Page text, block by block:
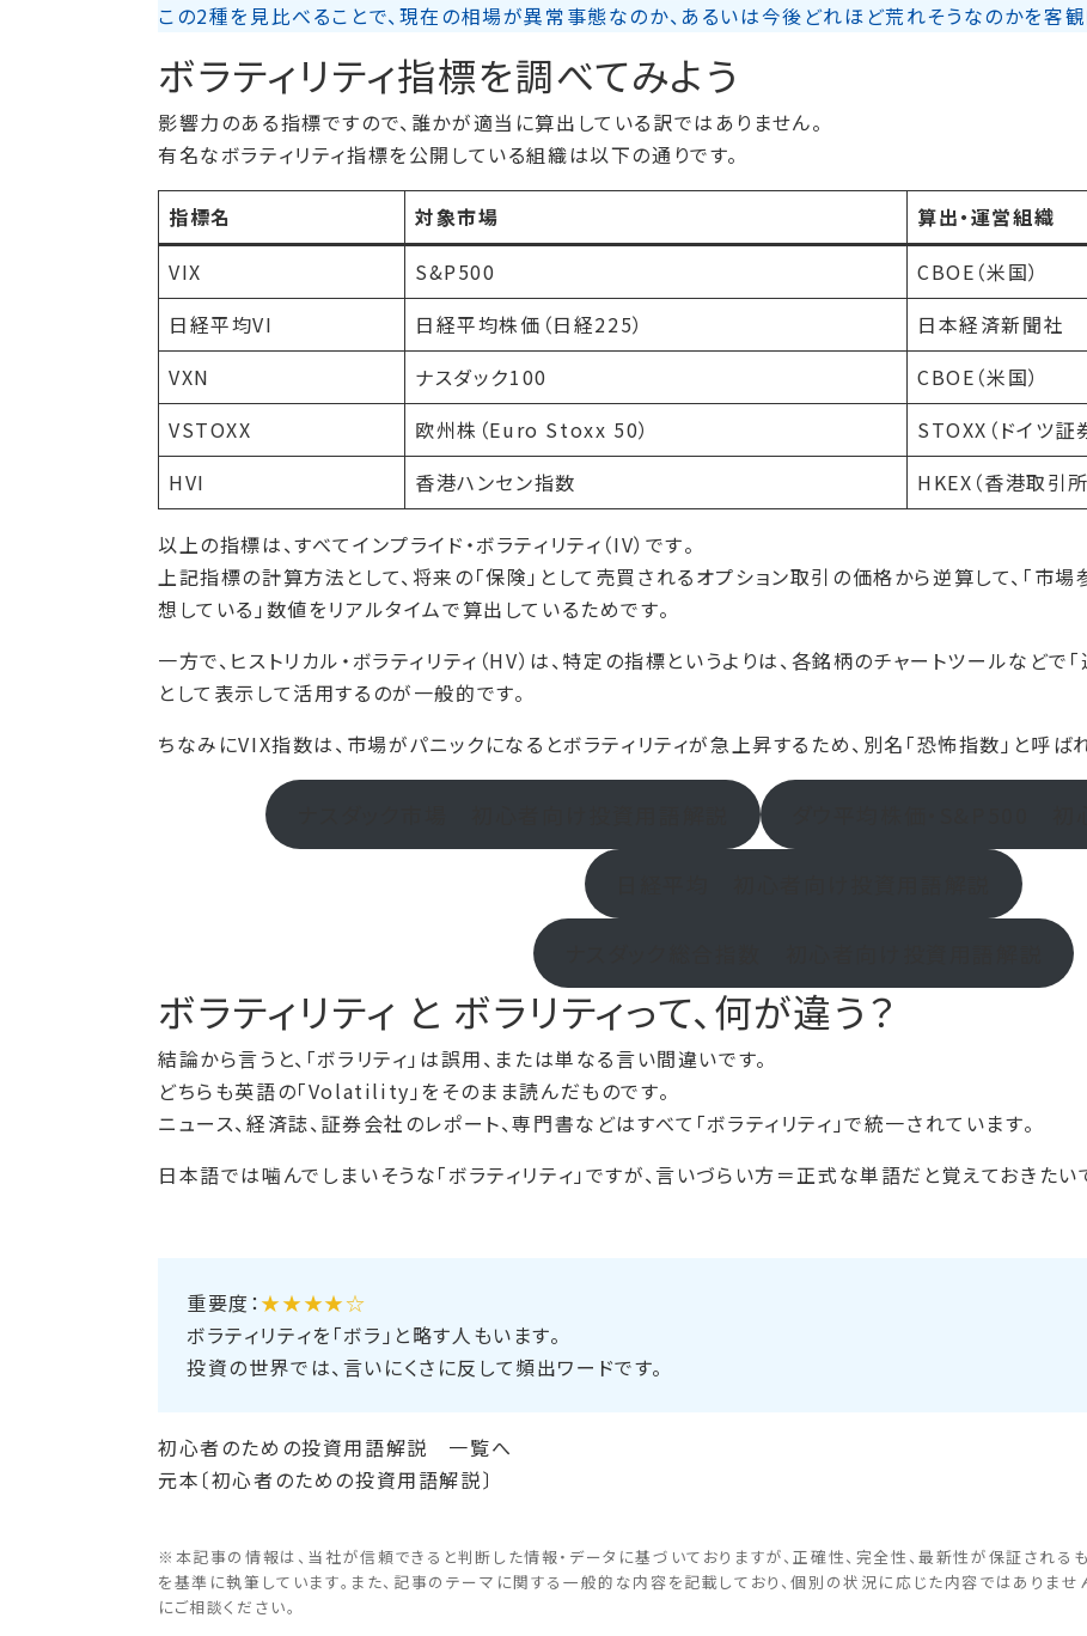
この2種を見比べることで、現在の相場が異常事態なのか、あるいは今後どれほど荒れそうなのかを客観
ボラティリティ指標を調べてみよう
影響力のある指標ですので、誰かが適当に算出している訳ではありません。
有名なボラティリティ指標を公開している組織は以下の通りです。
指標名 対象市場
算出・運営組織
VIX
S&P500
CBOE（米国）
日経平均VI
日経平均株価（日経225）
日本経済新聞社
VXN
ナスダック100
CBOE（米国）
VSTOXX
欧州株（Euro Stoxx 50）
STOXX（ドイツ証
HVI
香港ハンセン指数 HKEX（香港取引所
以上の指標は、すべてインプライド・ボラティリティ（IV）です。
上記指標の計算方法として、将来の「保険」として売買されるオプション取引の価格から逆算して、「市
想している」数値をリアルタイムで算出しているためです。
一方で、ヒストリカル・ボラティリティ（HV）は、特定の指標というよりは、各銘柄のチャートツールなど
として表示して活用するのが一般的です。
ちなみにVIX指数は、市場がパニックになるとボラティリティが急上昇するため、別名「恐怖指数」と呼ば
ボラティリティ と ボラリティって、何が違う？
結論から言うと、「ボラリティ」は誤用、または単なる言い間違いです。
どちらも英語の「Volatility」をそのまま読んだものです。
ニュース、経済誌、証券会社のレポート、専門書などはすべて「ボラティリティ」で統一されています。
日本語では噛んでしまいそうな「ボラティリティ」ですが、言いづらい方＝正式な単語だと覚えておきたい
重要度 ：★★★★☆
ボラティリティを「ボラ」と略す人もいます。
投資の世界では、言いにくさに反して頻出ワードです。
初心者のための投資用語解説 一覧へ
元本〔初心者のための投資用語解説〕
※本記事の情報は、当社が信頼できると判断した情報・データに基づいておりますが、正確性、完全性、最新性が保証され
を基準に執筆しています。また、記事のテーマに関する一般的な内容を記載しており、個別の状況に応じた内容ではありま
にご相談ください。